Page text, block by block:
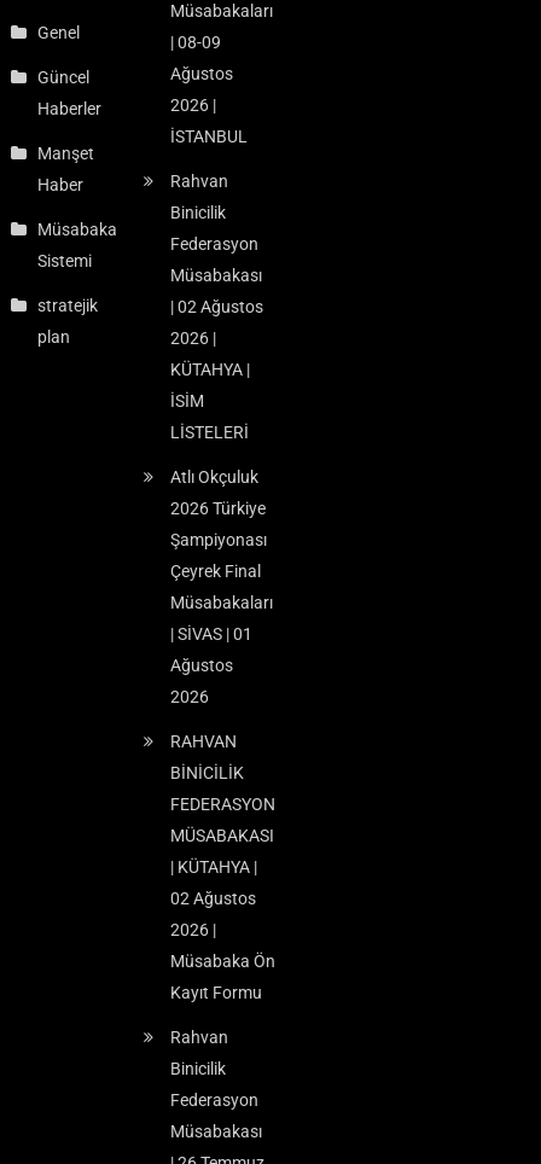
Genel
Güncel
Haberler
Manşet
Haber
Müsabaka
Sistemi
stratejik
plan
Müsabakaları
| 08-09
Ağustos
2026 |
İSTANBUL
Rahvan
Binicilik
Federasyon
Müsabakası
| 02 Ağustos
2026 |
KÜTAHYA |
İSİM
LİSTELERİ
Atlı Okçuluk
2026 Türkiye
Şampiyonası
Çeyrek Final
Müsabakaları
| SİVAS | 01
Ağustos
2026
RAHVAN
BİNİCİLİK
FEDERASYON
MÜSABAKASI
| KÜTAHYA |
02 Ağustos
2026 |
Müsabaka Ön
Kayıt Formu
Rahvan
Binicilik
Federasyon
Müsabakası